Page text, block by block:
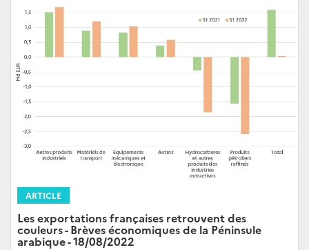
ARTICLE
Les exportations françaises retrouvent des
couleurs - Brèves économiques de la Péninsule
arabique - 18/08/2022